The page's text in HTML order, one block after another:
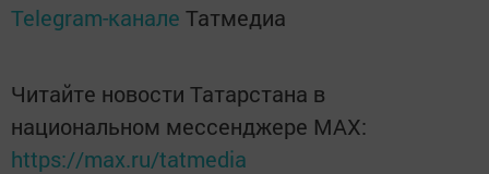
Telegram-канале Татмедиа
Читайте новости Татарстана в
национальном мессенджере MАХ:
https://max.ru/tatmedia